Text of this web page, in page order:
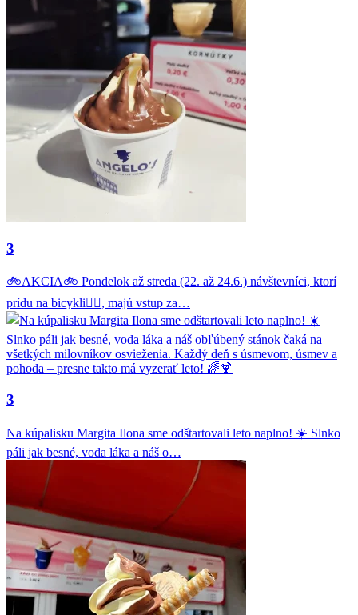
3
🚲AKCIA🚲 Pondelok až streda (22. až 24.6.) návštevníci, ktorí
prídu na bicykli🚴‍♂️, majú vstup za…
3
Na kúpalisku Margita Ilona sme odštartovali leto naplno! ☀️ Slnko
páli jak besné, voda láka a náš o…